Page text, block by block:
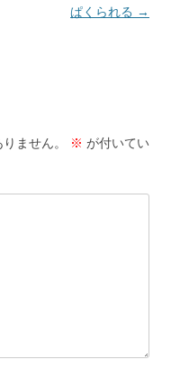
ぱくられる →
ません。 ※ が付いてい